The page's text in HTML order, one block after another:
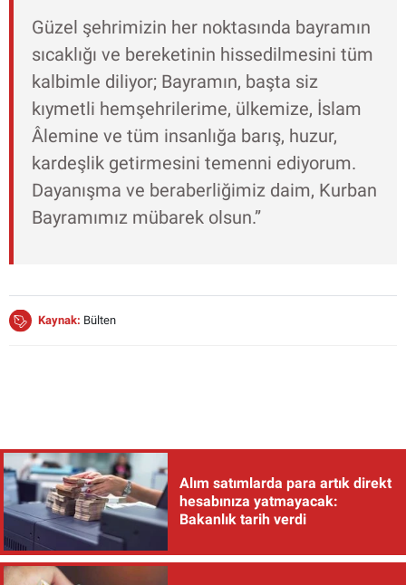
Güzel şehrimizin her noktasında bayramın
sıcaklığı ve bereketinin hissedilmesini tüm
kalbimle diliyor; Bayramın, başta siz
kıymetli hemşehrilerime, ülkemize, İslam
Âlemine ve tüm insanlığa barış, huzur,
kardeşlik getirmesini temenni ediyorum.
Dayanışma ve beraberliğimiz daim, Kurban
Bayramımız mübarek olsun.”
Kaynak: Bülten
Alım satımlarda para artık direkt
hesabınıza yatmayacak:
Bakanlık tarih verdi